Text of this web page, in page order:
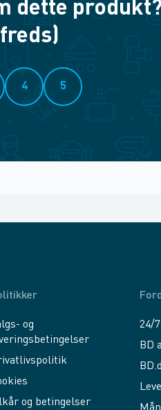
dette
4 5
og
og betingelser
24/7
BD